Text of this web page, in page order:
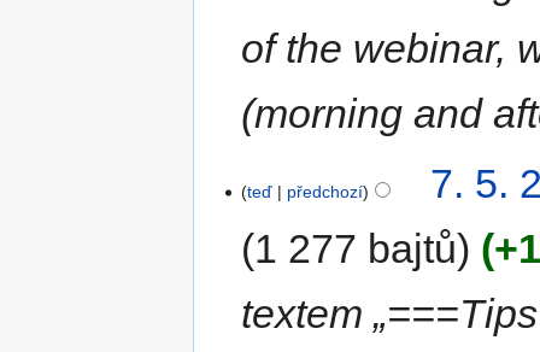
of the webinar,
(morning and
teď předchozí
7. 5.
1 277 bajtů
textem